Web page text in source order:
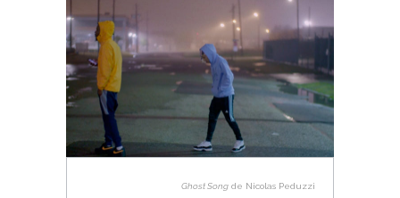
Ghost Song de Nicolas Peduzzi